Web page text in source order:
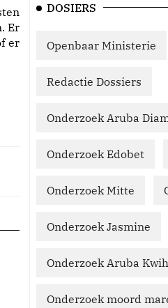
Er
er
DOSIERS
Openbaar Ministerie
Redactie Dossiers
Onderzoek Aruba
Onderzoek Edobet
Onderzoek Mitte
Onderzoek Jasmine
Onderzoek Aruba
Onderzoek moord